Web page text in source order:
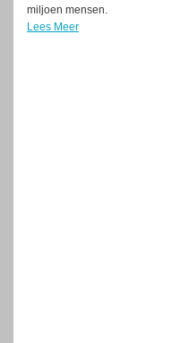
miljoen mensen.
Lees Meer